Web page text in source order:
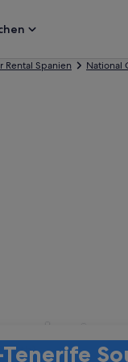
Rental Spanien National